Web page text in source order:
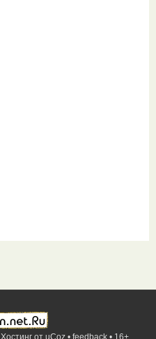
Хостинг от uCoz• feedback• 16+